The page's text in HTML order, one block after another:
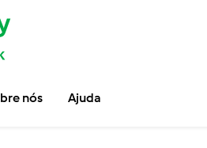
nós Ajuda